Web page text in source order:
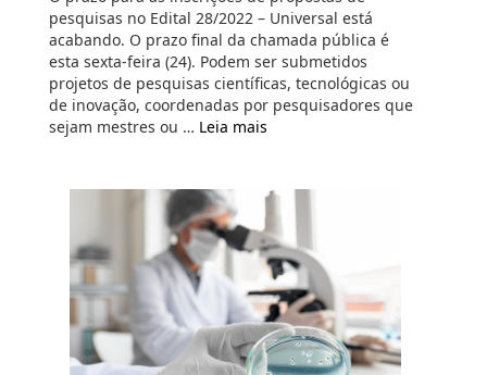
pesquisas no Edital 28/2022 – Universal está
acabando. O prazo final da chamada pública é
esta sexta-feira (24). Podem ser submetidos
projetos de pesquisas científicas, tecnológicas ou
de inovação, coordenadas por pesquisadores que
sejam mestres ou … Leia mais